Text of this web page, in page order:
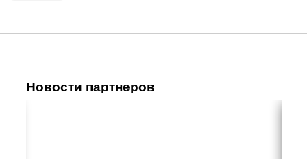
Новости партнеров